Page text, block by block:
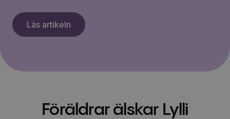
Läs artikeln
Föräldrar älskar Lylli